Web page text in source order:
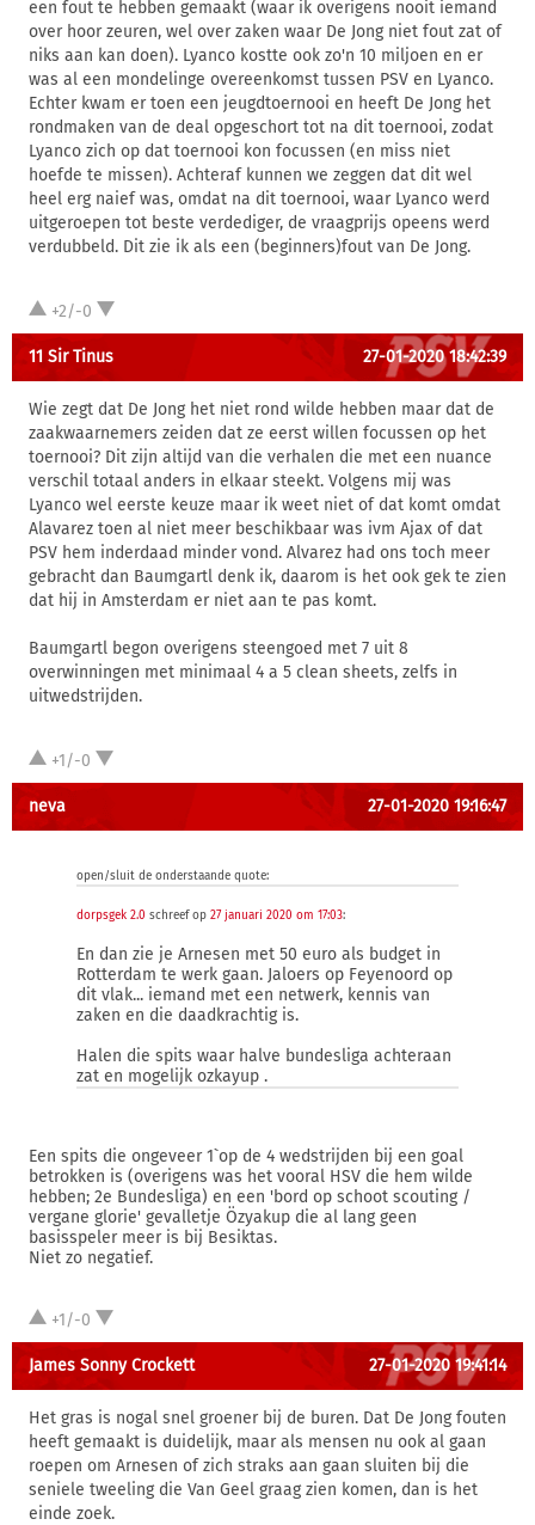
een fout te hebben gemaakt (waar ik overigens nooit iemand
over hoor zeuren, wel over zaken waar De Jong niet fout zat of
niks aan kan doen). Lyanco kostte ook zo'n 10 miljoen en er
was al een mondelinge overeenkomst tussen PSV en Lyanco.
Echter kwam er toen een jeugdtoernooi en heeft De Jong het
rondmaken van de deal opgeschort tot na dit toernooi, zodat
Lyanco zich op dat toernooi kon focussen (en miss niet
hoefde te missen). Achteraf kunnen we zeggen dat dit wel
heel erg naief was, omdat na dit toernooi, waar Lyanco werd
uitgeroepen tot beste verdediger, de vraagprijs opeens werd
verdubbeld. Dit zie ik als een (beginners)fout van De Jong.
+2/-0
11 Sir Tinus 27-01-2020 18:42:39
Wie zegt dat De Jong het niet rond wilde hebben maar dat de
zaakwaarnemers zeiden dat ze eerst willen focussen op het
toernooi? Dit zijn altijd van die verhalen die met een nuance
verschil totaal anders in elkaar steekt. Volgens mij was
Lyanco wel eerste keuze maar ik weet niet of dat komt omdat
Alavarez toen al niet meer beschikbaar was ivm Ajax of dat
PSV hem inderdaad minder vond. Alvarez had ons toch meer
gebracht dan Baumgartl denk ik, daarom is het ook gek te zien
dat hij in Amsterdam er niet aan te pas komt.
Baumgartl begon overigens steengoed met 7 uit 8
overwinningen met minimaal 4 a 5 clean sheets, zelfs in
uitwedstrijden.
+1/-0
neva 27-01-2020 19:16:47
open/sluit de onderstaande quote:
dorpsgek 2.0 schreef op 27 januari 2020 om 17:03:
En dan zie je Arnesen met 50 euro als budget in
Rotterdam te werk gaan. Jaloers op Feyenoord op
dit vlak... iemand met een netwerk, kennis van
zaken en die daadkrachtig is.
Halen die spits waar halve bundesliga achteraan
zat en mogelijk ozkayup .
Een spits die ongeveer 1`op de 4 wedstrijden bij een goal
betrokken is (overigens was het vooral HSV die hem wilde
hebben; 2e Bundesliga) en een 'bord op schoot scouting /
vergane glorie' gevalletje Özyakup die al lang geen
basisspeler meer is bij Besiktas.
Niet zo negatief.
+1/-0
James Sonny Crockett 27-01-2020 19:41:14
Het gras is nogal snel groener bij de buren. Dat De Jong fouten
heeft gemaakt is duidelijk, maar als mensen nu ook al gaan
roepen om Arnesen of zich straks aan gaan sluiten bij die
seniele tweeling die Van Geel graag zien komen, dan is het
einde zoek.